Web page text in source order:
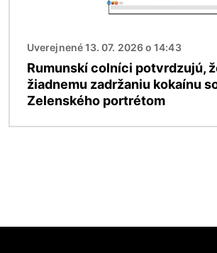
Uverejnené 13. 07. 2026 o 14:43
Rumunskí colníci potvrdzujú,
žiadnemu zadržaniu kokaínu
Zelenského portrétom